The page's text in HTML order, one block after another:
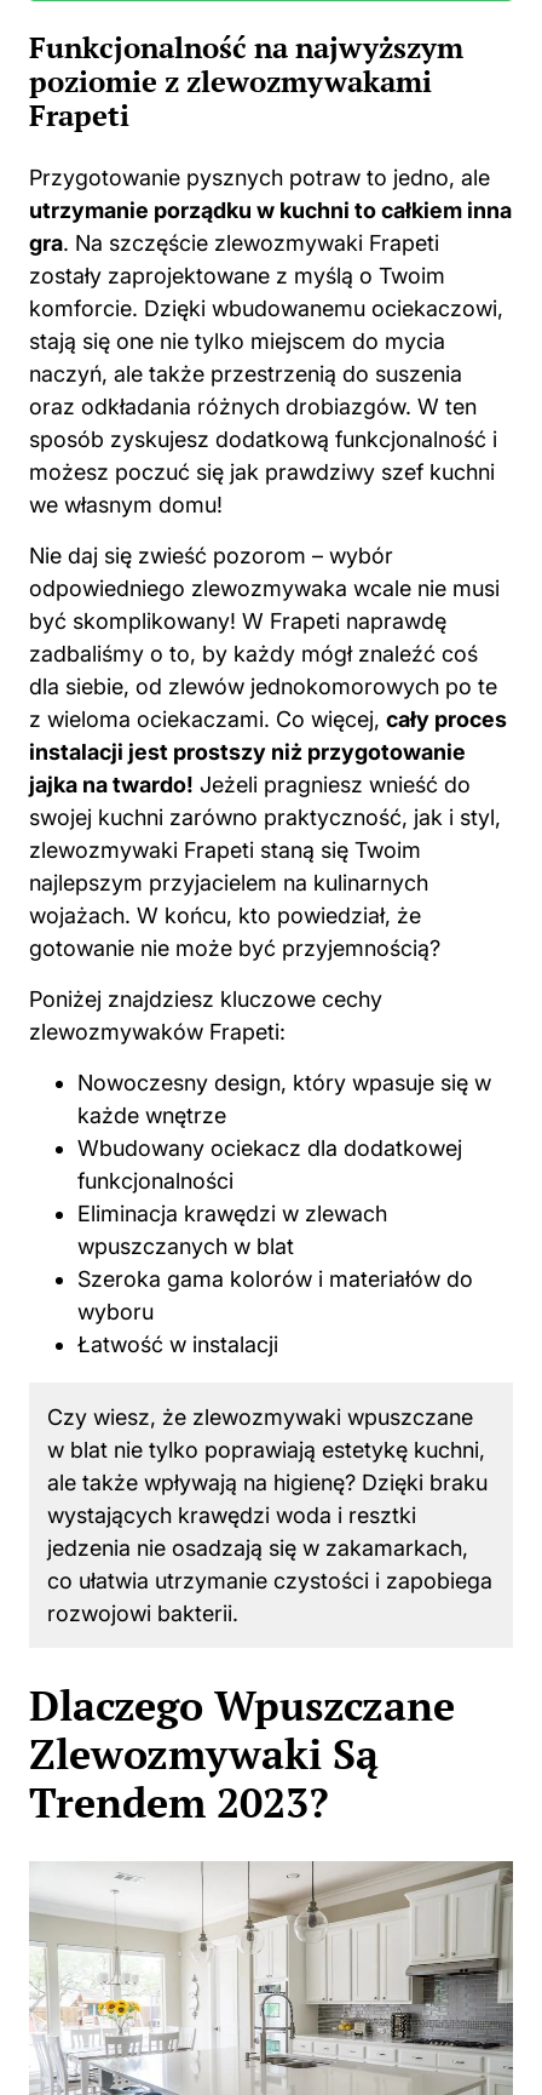
Funkcjonalność na najwyższym
poziomie z zlewozmywakami
Frapeti
Przygotowanie pysznych potraw to jedno, ale
utrzymanie porządku w kuchni to całkiem inna
gra. Na szczęście zlewozmywaki Frapeti
zostały zaprojektowane z myślą o Twoim
komforcie. Dzięki wbudowanemu ociekaczowi,
stają się one nie tylko miejscem do mycia
naczyń, ale także przestrzenią do suszenia
oraz odkładania różnych drobiazgów. W ten
sposób zyskujesz dodatkową funkcjonalność i
możesz poczuć się jak prawdziwy szef kuchni
we własnym domu!
Nie daj się zwieść pozorom – wybór
odpowiedniego zlewozmywaka wcale nie musi
być skomplikowany! W Frapeti naprawdę
zadbaliśmy o to, by każdy mógł znaleźć coś
dla siebie, od zlewów jednokomorowych po te
z wieloma ociekaczami. Co więcej, cały proces
instalacji jest prostszy niż przygotowanie
jajka na twardo! Jeżeli pragniesz wnieść do
swojej kuchni zarówno praktyczność, jak i styl,
zlewozmywaki Frapeti staną się Twoim
najlepszym przyjacielem na kulinarnych
wojażach. W końcu, kto powiedział, że
gotowanie nie może być przyjemnością?
Poniżej znajdziesz kluczowe cechy
zlewozmywaków Frapeti:
Nowoczesny design, który wpasuje się w
każde wnętrze
Wbudowany ociekacz dla dodatkowej
funkcjonalności
Eliminacja krawędzi w zlewach
wpuszczanych w blat
Szeroka gama kolorów i materiałów do
wyboru
Łatwość w instalacji
Czy wiesz, że zlewozmywaki wpuszczane
w blat nie tylko poprawiają estetykę kuchni,
ale także wpływają na higienę? Dzięki braku
wystających krawędzi woda i resztki
jedzenia nie osadzają się w zakamarkach,
co ułatwia utrzymanie czystości i zapobiega
rozwojowi bakterii.
Dlaczego Wpuszczane
Zlewozmywaki Są
Trendem 2023?